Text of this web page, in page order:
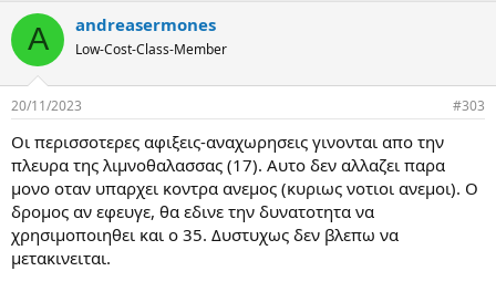
c
i
s
A andreasermones
Low-Cost-Class-Member
20/11/2023 #303
Οι περισσοτερες αφιξεις-αναχωρησεις γινονται απο την
πλευρα της λιμνοθαλασσας (17). Αυτο δεν αλλαζει παρα
μονο οταν υπαρχει κοντρα ανεμος (κυριως νοτιοι ανεμοι). Ο
δρομος αν εφευγε, θα εδινε την δυνατοτητα να
χρησιμοποιηθει και ο 35. Δυστυχως δεν βλεπω να
μετακινειται.